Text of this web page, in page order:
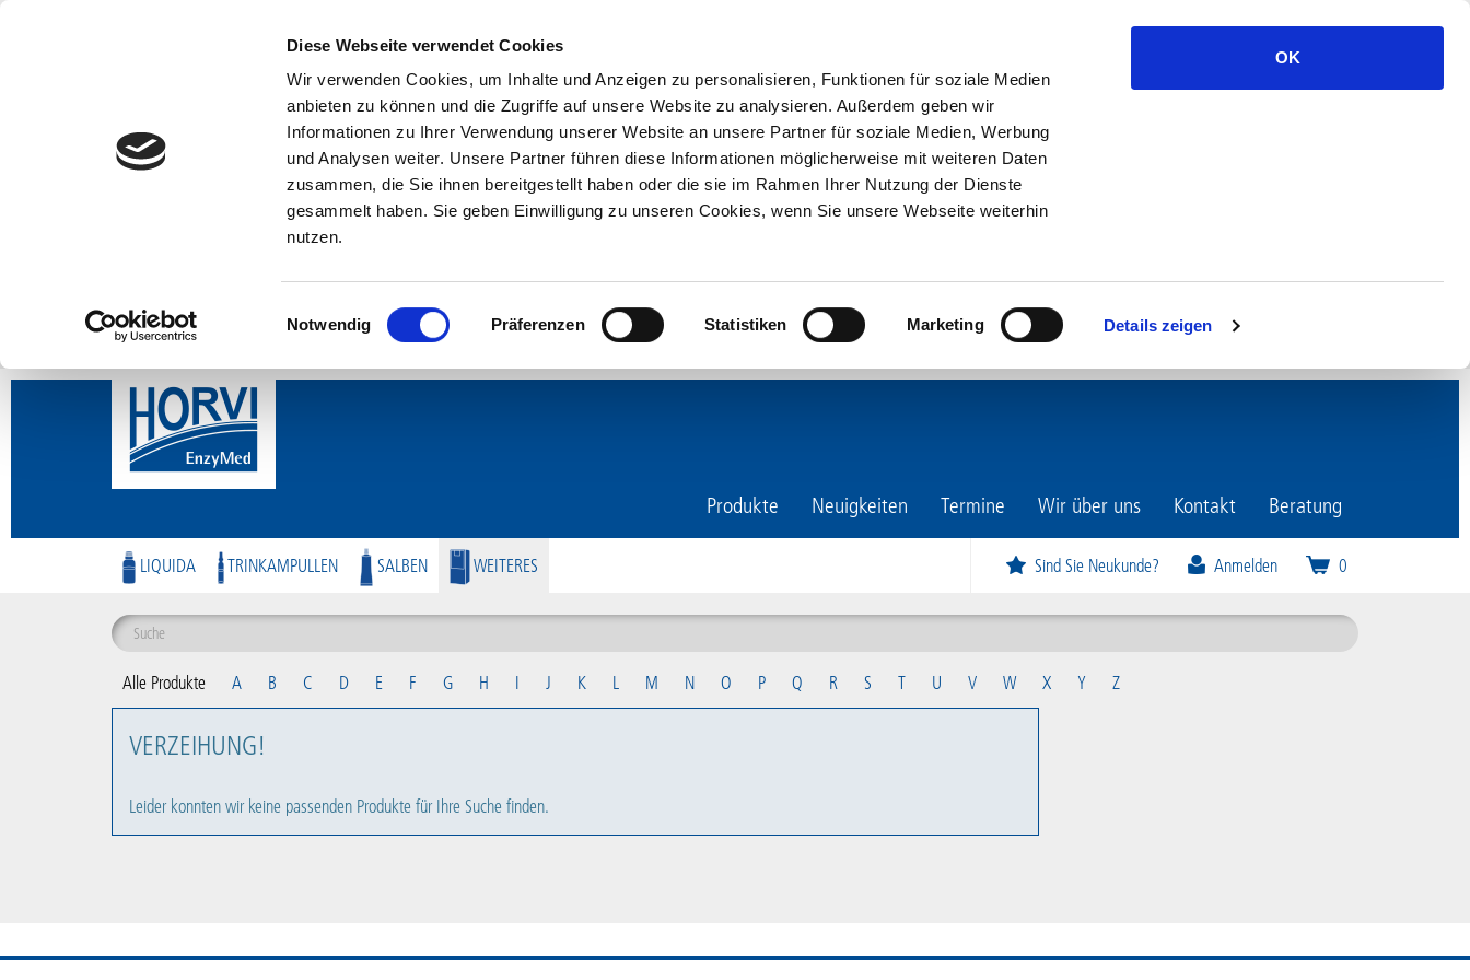
Diese Webseite verwendet Cookies
Wir verwenden Cookies, um Inhalte und Anzeigen zu personalisieren, Funktionen für soziale Medien
anbieten zu können und die Zugriffe auf unsere Website zu analysieren. Außerdem geben wir
Informationen zu Ihrer Verwendung unserer Website an unsere Partner für soziale Medien, Werbung
und Analysen weiter. Unsere Partner führen diese Informationen möglicherweise mit weiteren Daten
zusammen, die Sie ihnen bereitgestellt haben oder die sie im Rahmen Ihrer Nutzung der Dienste
gesammelt haben. Sie geben Einwilligung zu unseren Cookies, wenn Sie unsere Webseite weiterhin
nutzen.
Einwilligungsauswahl
Notwendig Präferenzen Statistiken Marketing Details zeigen
OK
Produkte Neuigkeiten Termine Wir über uns Kontakt Beratung
LIQUIDA TRINKAMPULLEN SALBEN WEITERES Sind Sie Neukunde? Anmelden 0
Alle Produkte A B C D E F G H I J K L M N O P Q R S T U V W X Y Z
VERZEIHUNG!
Leider konnten wir keine passenden Produkte für Ihre Suche finden.